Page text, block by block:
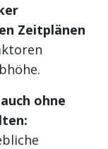
Zeitplänen
ohne